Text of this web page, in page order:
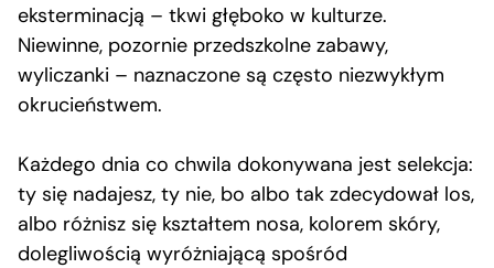
eksterminacją – tkwi głęboko w kulturze.
Niewinne, pozornie przedszkolne zabawy,
wyliczanki – naznaczone są często niezwykłym
okrucieństwem.
Każdego dnia co chwila dokonywana jest selekcja:
ty się nadajesz, ty nie, bo albo tak zdecydował los,
albo różnisz się kształtem nosa, kolorem skóry,
dolegliwością wyróżniającą spośród